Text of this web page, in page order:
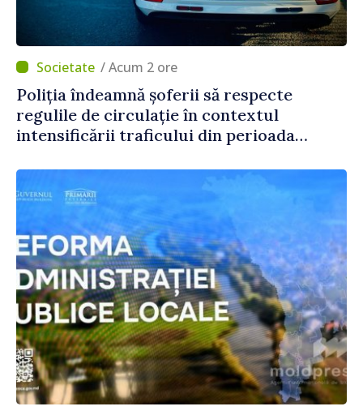
/ Acum 2 ore
Poliția îndeamnă șoferii să respecte
regulile de circulație în contextul
intensificării traficului din perioada